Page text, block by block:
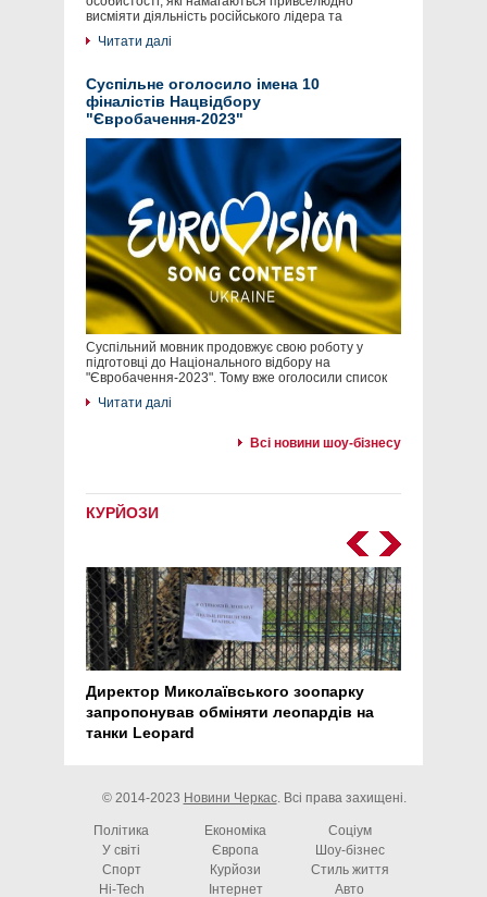
висміяти діяльність російського лідера та
Читати далі
Суспільне оголосило імена 10
фіналістів Нацвідбору
"Євробачення-2023"
Суспільний мовник продовжує свою роботу у
підготовці до Національного відбору на
"Євробачення-2023". Тому вже оголосили список
Читати далі
Всі новини шоу-бізнесу
КУРЙОЗИ
Директор Миколаївського зоопарку
запропонував обміняти леопардів на
танки Leopard
© 2014-2023 Новини Черкас. Всі права захищені.
Політика Економіка
Соціум
У світі
Європа
Шоу-бізнес
Спорт
Курйози
Стиль життя
Hi-Tech
Інтернет Авто